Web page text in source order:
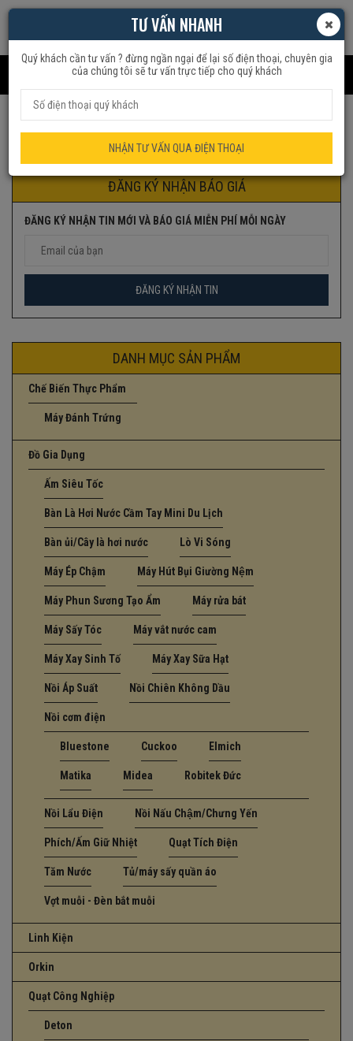
ĐĂNG KÝ NHẬN BÁO GIÁ
ĐĂNG KÝ NHẬN TIN MỚI VÀ BÁO GIÁ MIỄN PHÍ MỖI NGÀY
DANH MỤC SẢN PHẨM
Chế Biến Thực Phẩm
Máy Đánh Trứng
Đồ Gia Dụng
Ấm Siêu Tốc
Bàn Là Hơi Nước Cầm Tay Mini Du Lịch
Bàn ủi/Cây là hơi nước Lò Vi Sóng
Máy Ép Chậm Máy Hút Bụi Giường Nệm
Máy Phun Sương Tạo Ẩm Máy rửa bát
Máy Sấy Tóc Máy vắt nước cam
Máy Xay Sinh Tố Máy Xay Sữa Hạt
Nồi Áp Suất Nồi Chiên Không Dầu
Nồi cơm điện
Bluestone Cuckoo Elmich
Matika Midea Robitek Đức
Nồi Lẩu Điện Nồi Nấu Chậm/Chưng Yến
Phích/Ấm Giữ Nhiệt Quạt Tích Điện
Tăm Nước Tủ/máy sấy quần áo
Vợt muỗi - Đèn bắt muỗi
Linh Kiện
Orkin
Quạt Công Nghiệp
Deton
TƯ VẤN NHANH
Quý khách cần tư vấn ? đừng ngần ngại để lại số điện thoại, chuyên gia
của chúng tôi sẽ tư vấn trực tiếp cho quý khách
NHẬN TƯ VẤN QUA ĐIỆN THOẠI